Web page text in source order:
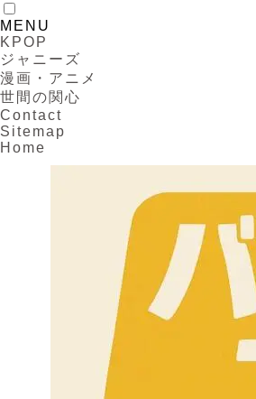
MENU
KPOP
ジャニーズ
漫画・アニメ
世間の関心
Contact
Sitemap
Home